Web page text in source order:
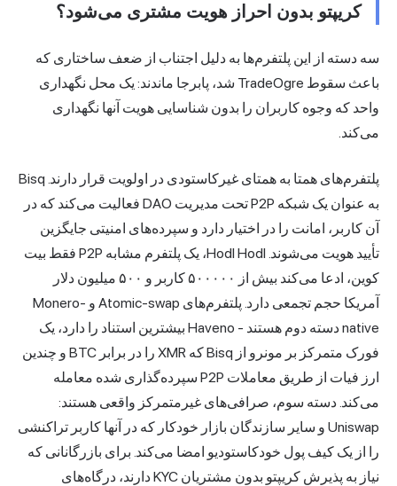
کریپتو بدون احراز هویت مشتری می‌شود؟
سه دسته از این پلتفرم‌ها به دلیل اجتناب از ضعف ساختاری که
باعث سقوط TradeOgre شد، پابرجا ماندند: یک محل نگهداری
واحد که وجوه کاربران را بدون شناسایی هویت آنها نگهداری
می‌کند.
پلتفرم‌های همتا به همتای غیرکاستودی در اولویت قرار دارند. Bisq
به عنوان یک شبکه P2P تحت مدیریت DAO فعالیت می‌کند که در
آن کاربر، امانت را در اختیار دارد و سپرده‌های امنیتی جایگزین
تأیید هویت می‌شوند. Hodl Hodl، یک پلتفرم مشابه P2P فقط بیت
کوین، ادعا می‌کند بیش از ۵۰۰۰۰۰ کاربر و ۵۰۰ میلیون دلار
آمریکا حجم تجمعی دارد. پلتفرم‌های Atomic-swap و Monero-
native دسته دوم هستند - Haveno بیشترین استناد را دارد، یک
فورک متمرکز بر مونرو از Bisq که XMR را در برابر BTC و چندین
ارز فیات از طریق معاملات P2P سپرده‌گذاری شده معامله
می‌کند. دسته سوم، صرافی‌های غیرمتمرکز واقعی هستند:
Uniswap و سایر سازندگان بازار خودکار که در آنها کاربر تراکنشی
را از یک کیف پول خودکاستودیو امضا می‌کند. برای بازرگانانی که
نیاز به پذیرش کریپتو بدون مشتریان KYC دارند، درگاه‌های